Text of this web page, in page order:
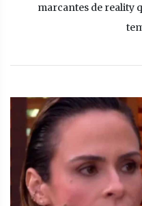
marcantes de reality